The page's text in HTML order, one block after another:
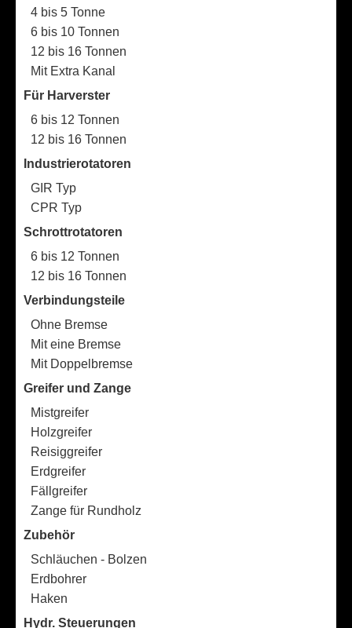
4 bis 5 Tonne
6 bis 10 Tonnen
12 bis 16 Tonnen
Mit Extra Kanal
Für Harverster
6 bis 12 Tonnen
12 bis 16 Tonnen
Industrierotatoren
GIR Typ
CPR Typ
Schrottrotatoren
6 bis 12 Tonnen
12 bis 16 Tonnen
Verbindungsteile
Ohne Bremse
Mit eine Bremse
Mit Doppelbremse
Greifer und Zange
Mistgreifer
Holzgreifer
Reisiggreifer
Erdgreifer
Fällgreifer
Zange für Rundholz
Zubehör
Schläuchen - Bolzen
Erdbohrer
Haken
Hydr. Steuerungen